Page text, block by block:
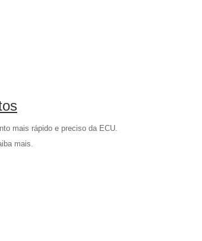
mais rápido e preciso da ECU.
mais.